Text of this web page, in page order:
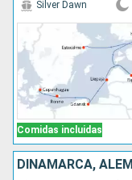
Comidas incluidas
Silver Dawn